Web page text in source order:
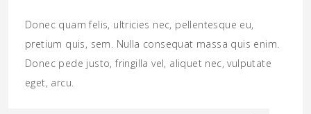
Donec quam felis, ultricies nec, pellentesque eu,
pretium quis, sem. Nulla consequat massa quis enim.
Donec pede justo, fringilla vel, aliquet nec, vulputate
eget, arcu.